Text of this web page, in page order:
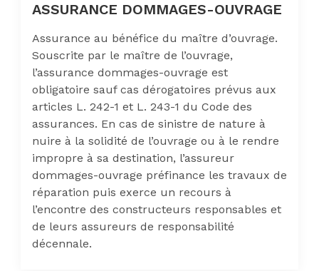
ASSURANCE DOMMAGES-OUVRAGE
Assurance au bénéfice du maître d’ouvrage.
Souscrite par le maître de l’ouvrage,
l’assurance dommages-ouvrage est
obligatoire sauf cas dérogatoires prévus aux
articles L. 242-1 et L. 243-1 du Code des
assurances. En cas de sinistre de nature à
nuire à la solidité de l’ouvrage ou à le rendre
impropre à sa destination, l’assureur
dommages-ouvrage préfinance les travaux de
réparation puis exerce un recours à
l’encontre des constructeurs responsables et
de leurs assureurs de responsabilité
décennale.